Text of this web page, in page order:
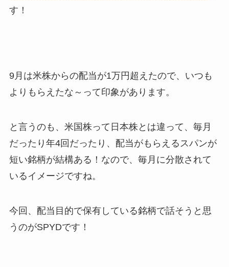
す！
9月は米株からの配当が1万円超えたので、いつも
よりもらえたな～って印象があります。
と言うのも、米国株って日本株とは違って、毎月
だったり年4回だったり、配当がもらえるスパンが
短い銘柄が結構ある！なので、毎月に分散されて
いるイメージですね。
今回、配当目的で保有している銘柄で話そうと思
うのがSPYDです！